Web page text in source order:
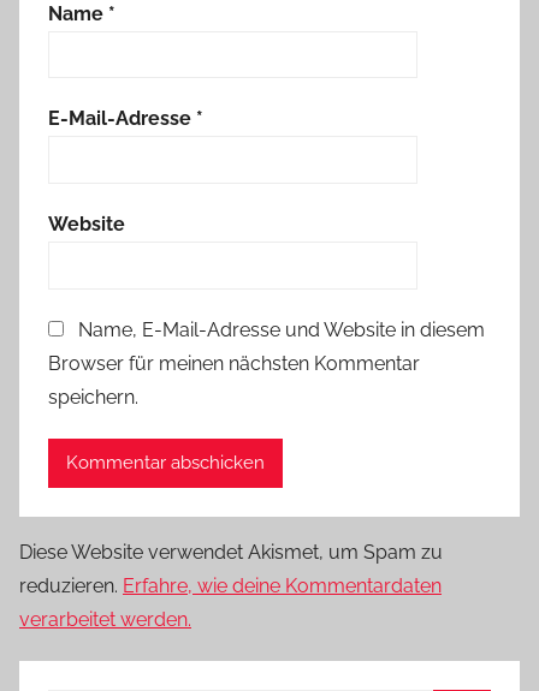
Name *
E-Mail-Adresse *
Website
Name, E-Mail-Adresse und Website in diesem
Browser für meinen nächsten Kommentar
speichern.
Diese Website verwendet Akismet, um Spam zu
reduzieren. Erfahre, wie deine Kommentardaten
verarbeitet werden.